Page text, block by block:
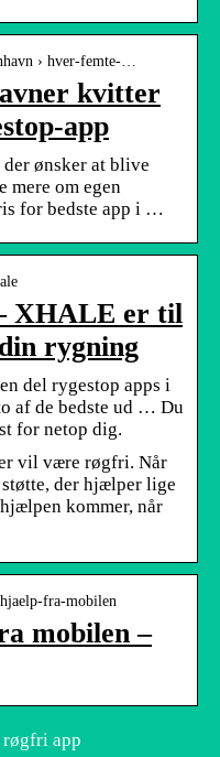
› hver-femte-…
kvitter
app
ønsker at blive
om egen
for bedste app i …
XHALE er til
rygning
del rygestop apps i
af de bedste ud … Du
for netop dig.
vil være røgfri. Når
der hjælper lige
kommer, når
fra-mobilen
mobilen –
røgfri app